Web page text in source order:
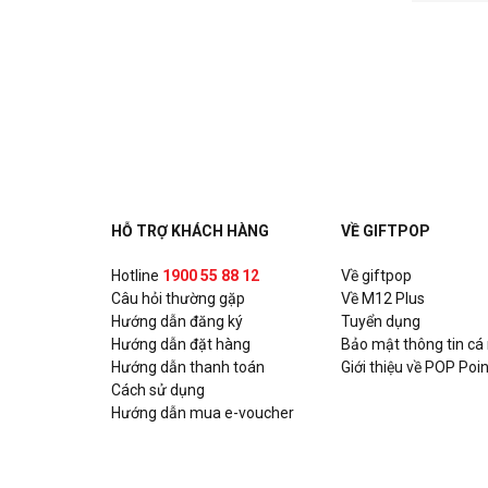
HỖ TRỢ KHÁCH HÀNG
Hotline 1900 55 88 12
Câu hỏi thường gặp
Hướng dẫn đăng ký
Hướng dẫn đặt hàng
Hướng dẫn thanh toán
Cách sử dụng
Hướng dẫn mua e-voucher
VỀ GIFTPOP
Về giftpop
Về M12 Plus
Tuyển dụng
Bảo mật thông tin cá
Giới thiệu về POP